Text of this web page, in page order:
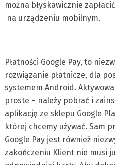
można błyskawicznie
na urządzeniu mobilnym.
Płatności Google Pay, to
rozwiązanie płatnicze, dla
systemem Android.
proste – należy pobrać i
aplikację ze sklepu Google
której chcemy używać. Sam
Google Pay jest również
zakończeniu Klient nie musi